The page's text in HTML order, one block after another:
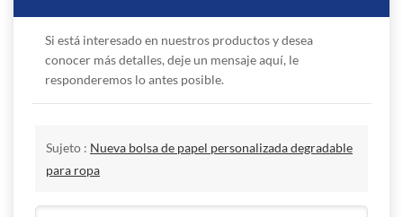
Si está interesado en nuestros productos y desea
conocer más detalles, deje un mensaje aquí, le
responderemos lo antes posible.
Sujeto : Nueva bolsa de papel personalizada degradable
para ropa